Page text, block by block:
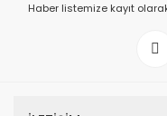
Haber listemize kayıt